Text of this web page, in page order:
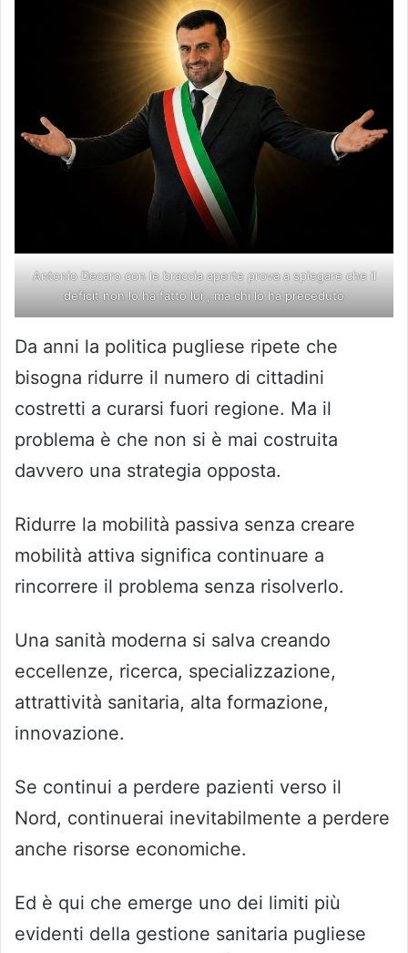
Antonio Decaro con le braccia aperte prova a spiegare che il
deficit non lo ha fatto lui , ma chi lo ha preceduto
Da anni la politica pugliese ripete che
bisogna ridurre il numero di cittadini
costretti a curarsi fuori regione. Ma il
problema è che non si è mai costruita
davvero una strategia opposta.
Ridurre la mobilità passiva senza creare
mobilità attiva significa continuare a
rincorrere il problema senza risolverlo.
Una sanità moderna si salva creando
eccellenze, ricerca, specializzazione,
attrattività sanitaria, alta formazione,
innovazione.
Se continui a perdere pazienti verso il
Nord, continuerai inevitabilmente a perdere
anche risorse economiche.
Ed è qui che emerge uno dei limiti più
evidenti della gestione sanitaria pugliese